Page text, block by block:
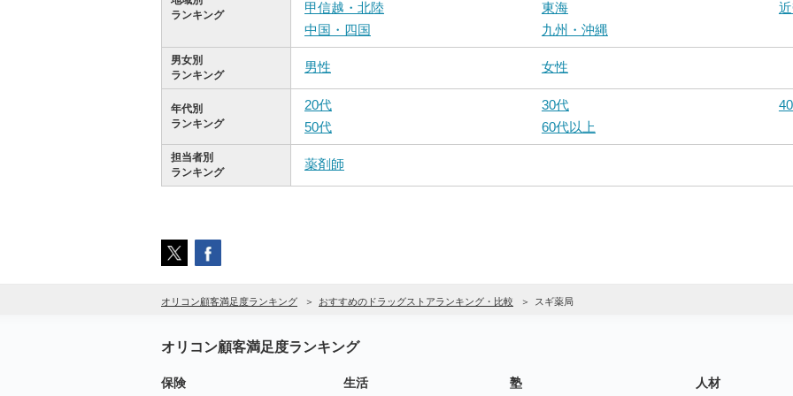
ランキング
甲信越・北陸
東海
中国・四国
九州・沖縄
男女別
ランキング
男性 女性
年代別
ランキング
20代 30代
50代
60代以上
担当者別
ランキング
薬剤師
オリコン顧客満足度ランキング おすすめのドラッグストアランキング・比較 スギ薬局
オリコン顧客満足度ランキング
保険 生活 塾 人材